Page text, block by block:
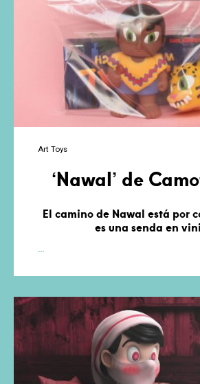
Art Toys
‘Nawal’ de
El camino de Nawal está por
es una senda en
…
Camote
Toys